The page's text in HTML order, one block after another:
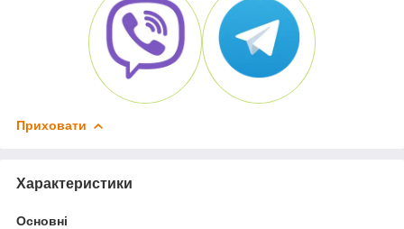
Приховати
Характеристики
Основні